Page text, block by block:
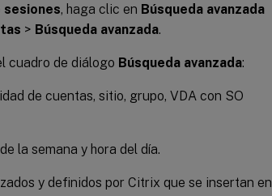
, haga clic en Búsqueda avanzada
> Búsqueda avanzada.
cuadro de diálogo Búsqueda avanzada:
de cuentas, sitio, grupo, VDA con SO
la semana y hora del día.
y definidos por Citrix que se insertan en